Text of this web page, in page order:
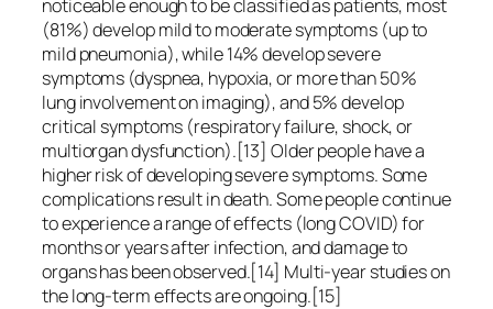
noticeable enough to be classified as patients, most
(81%) develop mild to moderate symptoms (up to
mild pneumonia), while 14% develop severe
symptoms (dyspnea, hypoxia, or more than 50%
lung involvement on imaging), and 5% develop
critical symptoms (respiratory failure, shock, or
multiorgan dysfunction).[13] Older people have a
higher risk of developing severe symptoms. Some
complications result in death. Some people continue
to experience a range of effects (long COVID) for
months or years after infection, and damage to
organs has been observed.[14] Multi-year studies on
the long-term effects are ongoing.[15]